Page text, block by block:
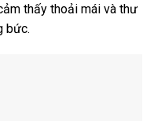
thấy thoải mái và thư
bức.